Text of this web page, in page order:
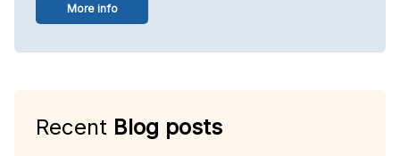
More info
Recent Blog posts